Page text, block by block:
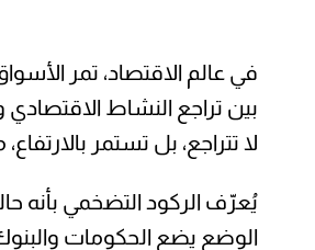
في عالم الاقتصاد، تمر
بين تراجع النشاط
لا تتراجع، بل تستمر
يُعرّف الركود التضخمي بأنه
الوضع يضع الحكومات